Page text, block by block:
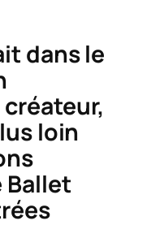
dans le
loin
Ballet